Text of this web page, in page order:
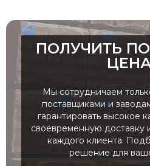
ПОЛУЧИТЬ
Мы сотрудничаем
поставщиками и
гарантировать высокое
своевременную доставку
каждого клиента.
решение для